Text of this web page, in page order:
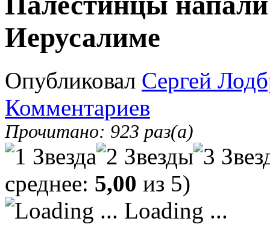
Иерусалиме
Опубликовал Сергей
Комментариев
Прочитано: 923 раз(а)
среднее: 5,00 из 5)
Loading ...